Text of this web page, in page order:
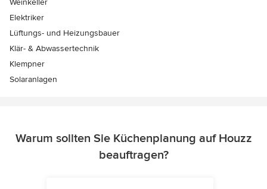
Weinkeller
Elektriker
Lüftungs- und Heizungsbauer
Klär- & Abwassertechnik
Klempner
Solaranlagen
Warum sollten Sie Küchenplanung auf Houzz
beauftragen?